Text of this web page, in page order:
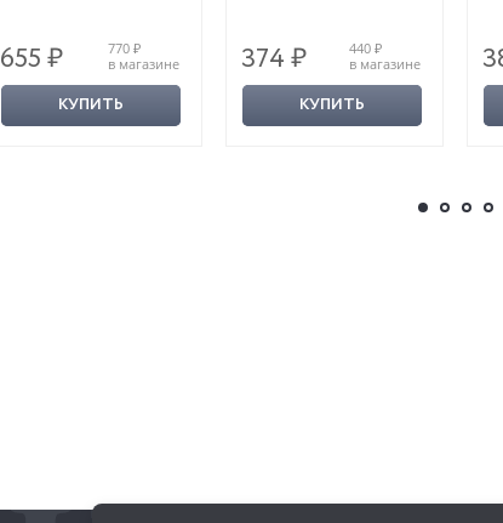
655 ₽
770 ₽
в магазине
КУПИТЬ
374 ₽
440 ₽
в магазине
КУПИТЬ